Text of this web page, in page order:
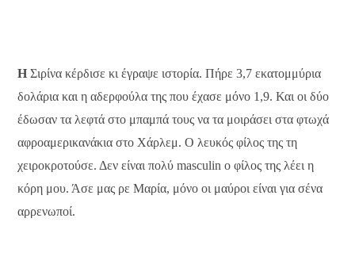
Η Σιρίνα κέρδισε κι έγραψε ιστορία. Πήρε 3,7 εκατομμύρια
δολάρια και η αδερφούλα της που έχασε μόνο 1,9. Και οι δύο
έδωσαν τα λεφτά στο μπαμπά τους να τα μοιράσει στα φτωχά
αφροαμερικανάκια στο Χάρλεμ. Ο λευκός φίλος της τη
χειροκροτούσε. Δεν είναι πολύ masculin ο φίλος της λέει η
κόρη μου. Άσε μας ρε Μαρία, μόνο οι μαύροι είναι για σένα
αρρενωποί.